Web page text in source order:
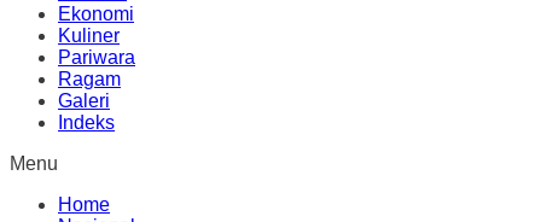
Ekonomi
Kuliner
Pariwara
Ragam
Galeri
Indeks
Menu
Home